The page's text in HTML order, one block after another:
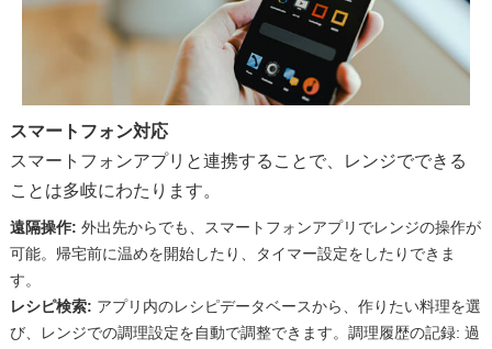
スマートフォン対応
スマートフォンアプリと連携することで、レンジでできる
ことは多岐にわたります。
遠隔操作:外出先からでも、スマートフォンアプリでレンジの操作が
可能。帰宅前に温めを開始したり、タイマー設定をしたりできま
す。
レシピ検索: アプリ内のレシピデータベースから、作りたい料理を選
び、レンジでの調理設定を自動で調整できます。調理履歴の記録: 過